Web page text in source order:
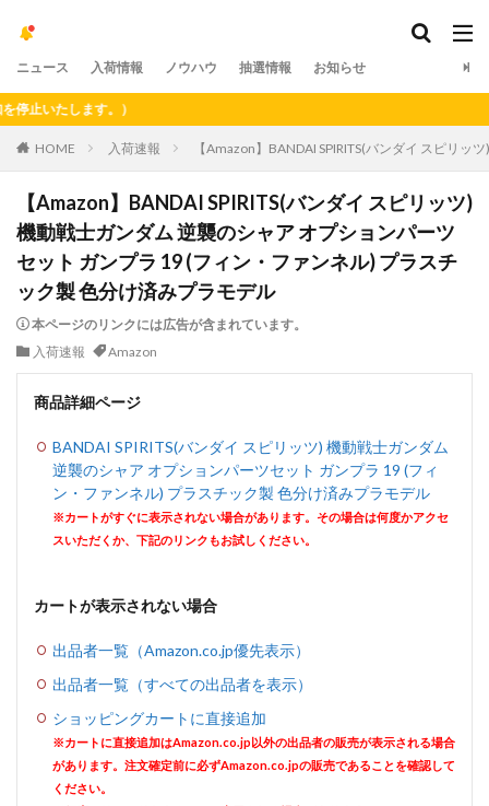
ニュース 入荷情報 ノウハウ 抽選情報 お知らせ
たします。）
HOME 入荷速報 【Amazon】BANDAI SPIRITS(バンダイ スピリ
【Amazon】BANDAI SPIRITS(バンダイ スピリッツ)
機動戦士ガンダム 逆襲のシャア オプションパーツ
セット ガンプラ 19 (フィン・ファンネル) プラスチ
ック製 色分け済みプラモデル
本ページのリンクには広告が含まれています。
入荷速報
Amazon
商品詳細ページ
BANDAI SPIRITS(バンダイ スピリッツ) 機動戦士ガンダム
逆襲のシャア オプションパーツセット ガンプラ 19 (フィ
ン・ファンネル) プラスチック製 色分け済みプラモデル
※カートがすぐに表示されない場合があります。その場合は何度かアクセ
スいただくか、下記のリンクもお試しください。
カートが表示されない場合
出品者一覧（Amazon.co.jp優先表示）
出品者一覧（すべての出品者を表示）
ショッピングカートに直接追加
※カートに直接追加はAmazon.co.jp以外の出品者の販売が表示される場合
があります。注文確定前に必ずAmazon.co.jpの販売であることを確認して
ください。